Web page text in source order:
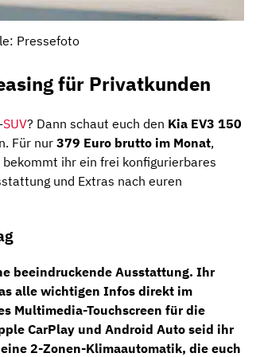
Pressefoto
für Privatkunden
SUV? Dann schaut euch den Kia EV3 150
Für nur 379 Euro brutto im Monat,
bekommt ihr ein frei konfigurierbares
und Extras nach euren
beeindruckende Ausstattung. Ihr
alle wichtigen Infos direkt im
Multimedia-Touchscreen für die
CarPlay und Android Auto seid ihr
2-Zonen-Klimaautomatik, die euch